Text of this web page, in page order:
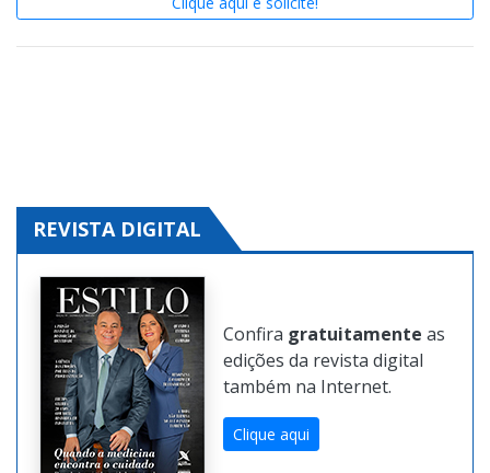
Clique aqui e solicite!
REVISTA DIGITAL
Confira gratuitamente
edições da revista digital
Clique aqui